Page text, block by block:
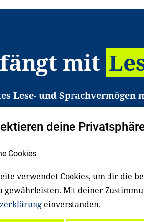
mit
Lese- und Sprachvermögen
den Zugang zu Bildung
in Deutschland haben
gezielt an Familien sowie an
Dafür arbeiten wir
Unternehmen und anderen
deine
Cookies
verwendet Cookies, um dir die
gewährleisten. Mit deiner
einverstanden.